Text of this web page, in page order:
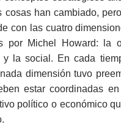
han cambiado,
con las cuatro
por Michel Howard: la
y la social. En cada
dimensión tuvo
estar coordinadas
político o económico